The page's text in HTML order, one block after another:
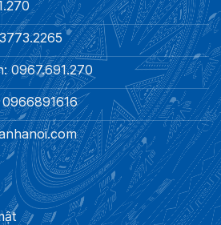
0967.691.270